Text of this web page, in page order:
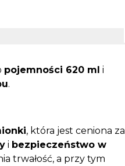
pojemności 620 ml i
.
, która jest ceniona za
i bezpieczeństwo w
trwałość, a przy tym